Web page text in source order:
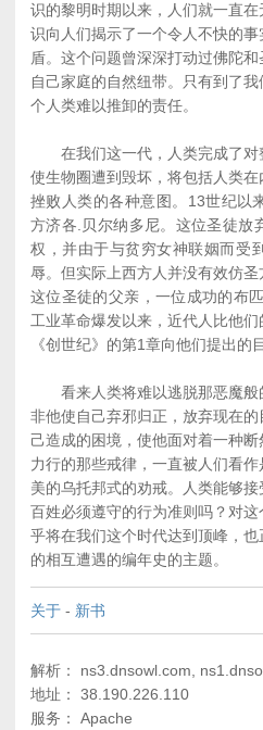
识的黎明时期以来，人们就一直
识向人们揭示了一个令人不快的
盾。这个问题曾深深打动过佛陀
自己家庭的自然纽带。只有到了
个人类难以推卸的责任。
在我们这一代，人类完成了对
使生物圈遭到毁坏，将包括人类
挫败人类的各种意图。13世纪以
方济各.贝尔纳多尼。这位圣徒放
权，并由于与贫穷女神联姻而受
辱。但实际上西方人并没有效仿
这位圣徒的父亲，一位成功的布
工业革命爆发以来，近代人比他
《创世纪》的第1章向他们提出的
看来人类将难以逃脱那恶魔般
非他使自己弃邪归正，放弃现在
己造成的困境，使他面对着一种
力行的那些戒律，一直被人们看
美的乌托邦式的劝戒。人类能够
百姓必须遵守的行为准则吗？对
乎将在我们这个时代达到顶峰，
的相互遭遇的编年史的主题。
关于 - 新书
解析： ns3.dnsowl.com,
地址： 38.190.226.110
服务： Apache